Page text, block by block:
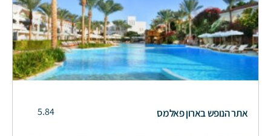
אתר הנופש בארון פאלמס 5.84